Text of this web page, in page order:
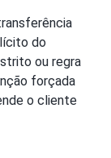
do
ou regra
forçada
o cliente